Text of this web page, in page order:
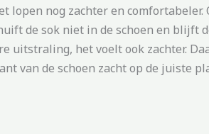
lopen nog zachter en comfortabeler.
de sok niet in de schoen en blijft
uitstraling, het voelt ook zachter.
van de schoen zacht op de juiste